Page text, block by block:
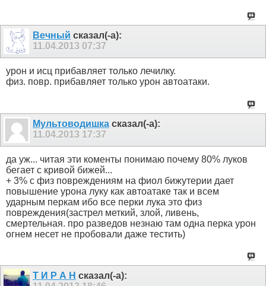
Вечный сказал(-а):
11.04.2013 07:37
урон и исц прибавляет только лечилку.
физ. повр. прибавляет только урон автоатаки.
Мультоводишка сказал(-а):
11.04.2013 17:37
да уж... читая эти коменты понимаю почему 80% луков
бегает с кривой бижей...
+ 3% с физ повреждениям на фиол бижутерии дает
повышение урона луку как автоатаке так и всем
ударным перкам ибо все перки лука это физ
повреждения(застрел меткий, злой, ливень,
смертельная. про разведов незнаю там одна перка урон
огнем несет не пробовали даже тестить)
Т И Р А Н сказал(-а):